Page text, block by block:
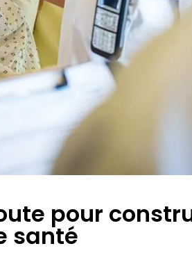
pour
santé